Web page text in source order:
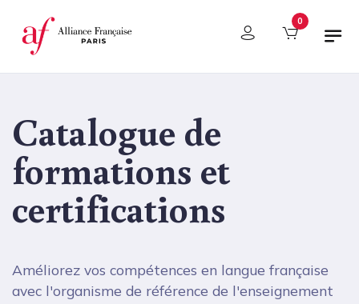
Panneau de gestion des cookies 0
Catalogue de
formations et
certifications
Améliorez vos compétences en langue française
avec l'organisme de référence de l'enseignement